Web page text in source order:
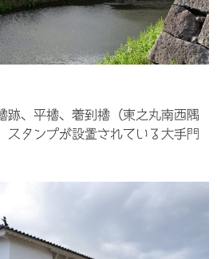
跡、平櫓、着到櫓（東之丸南西隅
スタンプが設置されている大手門